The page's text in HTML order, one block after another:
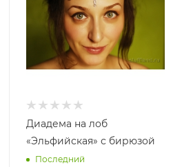
Диадема на лоб
«Эльфийская» с бирюзой
Последний